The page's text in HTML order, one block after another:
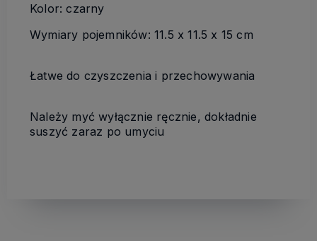
Kolor: czarny
Wymiary pojemników: 11.5 x11.5 x 15 cm
Łatwe do czyszczenia i przechowywania
Należy myć wyłącznie ręcznie, dokładnie
suszyć zaraz po umyciu